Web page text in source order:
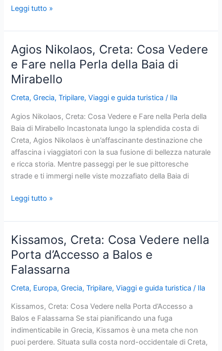
Creta:
Città
da
Visitare,
La
Tua
Essenziale
alle
Gemme
dell’Isola
Leggi tutto »
Agios Nikolaos, Creta: Cosa Vedere
e Fare nella Perla della Baia di
Mirabello
Creta,Grecia,Tripilare,Viaggi e guida turistica / Ila
Agios Nikolaos, Creta: Cosa Vedere e Fare nella Perla della
Baia di Mirabello Incastonata lungo la splendida costa di
Creta, Agios Nikolaos è un’affascinante destinazione che
affascina i viaggiatori con la sua fusione di bellezza naturale
e ricca storia. Mentre passeggi per le sue pittoresche
strade e ti immergi nelle viste mozzafiato della Baia di
Agios
Creta:
Cosa
Vedere
e
Fare
Perla
della
Baia
di
Mirabello
Leggi tutto »
Kissamos, Creta: Cosa Vedere nella
Porta d’Accesso a Balos e
Falassarna
Creta, Europa,Grecia,Tripilare,Viaggi e guida turistica / Ila
Kissamos, Creta: Cosa Vedere nella Porta d’Accesso a
Balos e Falassarna Se stai pianificando una fuga
indimenticabile in Grecia, Kissamos è una meta che non
puoi perdere. Situata sulla costa nord-occidentale di Creta,